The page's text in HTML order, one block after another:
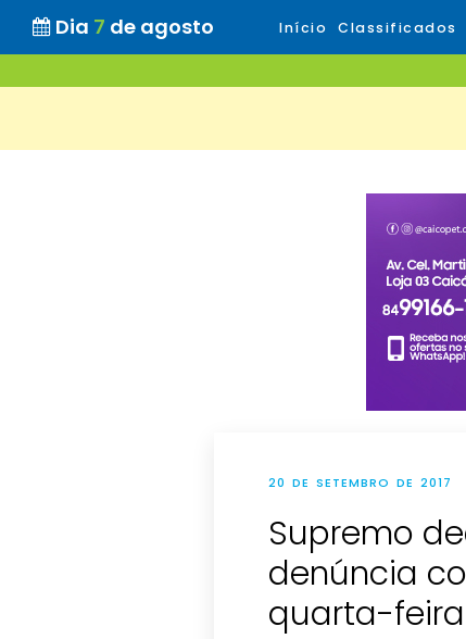
Dia 7 de agosto Início Classificados
20 DE SETEMBRO DE 2017
Supremo
denúncia
quarta-